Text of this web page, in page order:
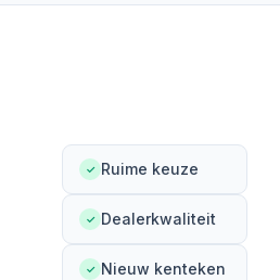
✓ Ruime keuze
✓ Dealerkwaliteit
✓ Nieuw kenteken